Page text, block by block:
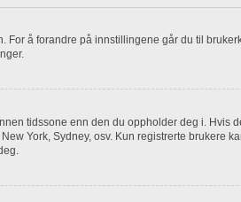
å forandre på innstillingene går du til
tidssone enn den du oppholder deg i. Hvis
York, Sydney, osv. Kun registrerte brukere